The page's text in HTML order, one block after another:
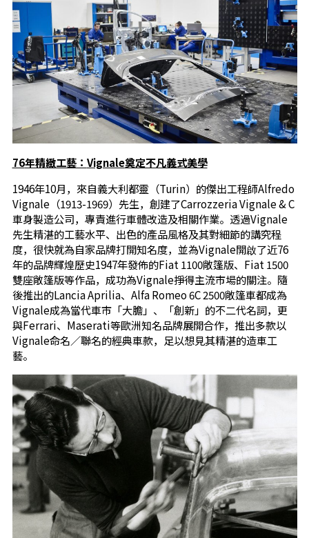
76年精緻工藝： Vignale奠定不凡義式美學
1946年10月，來自義大利都靈（Turin）的傑出工程師Alfredo
Vignale（1913-1969）先生，創建了Carrozzeria Vignale & C
車身製造公司，專責進行車體改造及相關作業。透過Vignale
先生精湛的工藝水平、出色的產品風格及其對細節的講究程
度，很快就為自家品牌打開知名度，並為Vignale開啟了近76
年的品牌輝煌歷史1947年發佈的Fiat 1100敞篷版、Fiat 1500
雙座敞篷版等作品，成功為Vignale掙得主流市場的關注。隨
後推出的Lancia Aprilia、Alfa Romeo 6C 2500敞篷車都成為
Vignale成為當代車市「大膽」、「創新」的不二代名詞，更
與Ferrari、Maserati等歐洲知名品牌展開合作，推出多款以
Vignale命名／聯名的經典車款，足以想見其精湛的造車工
藝。